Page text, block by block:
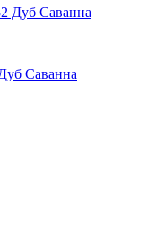
Саванна